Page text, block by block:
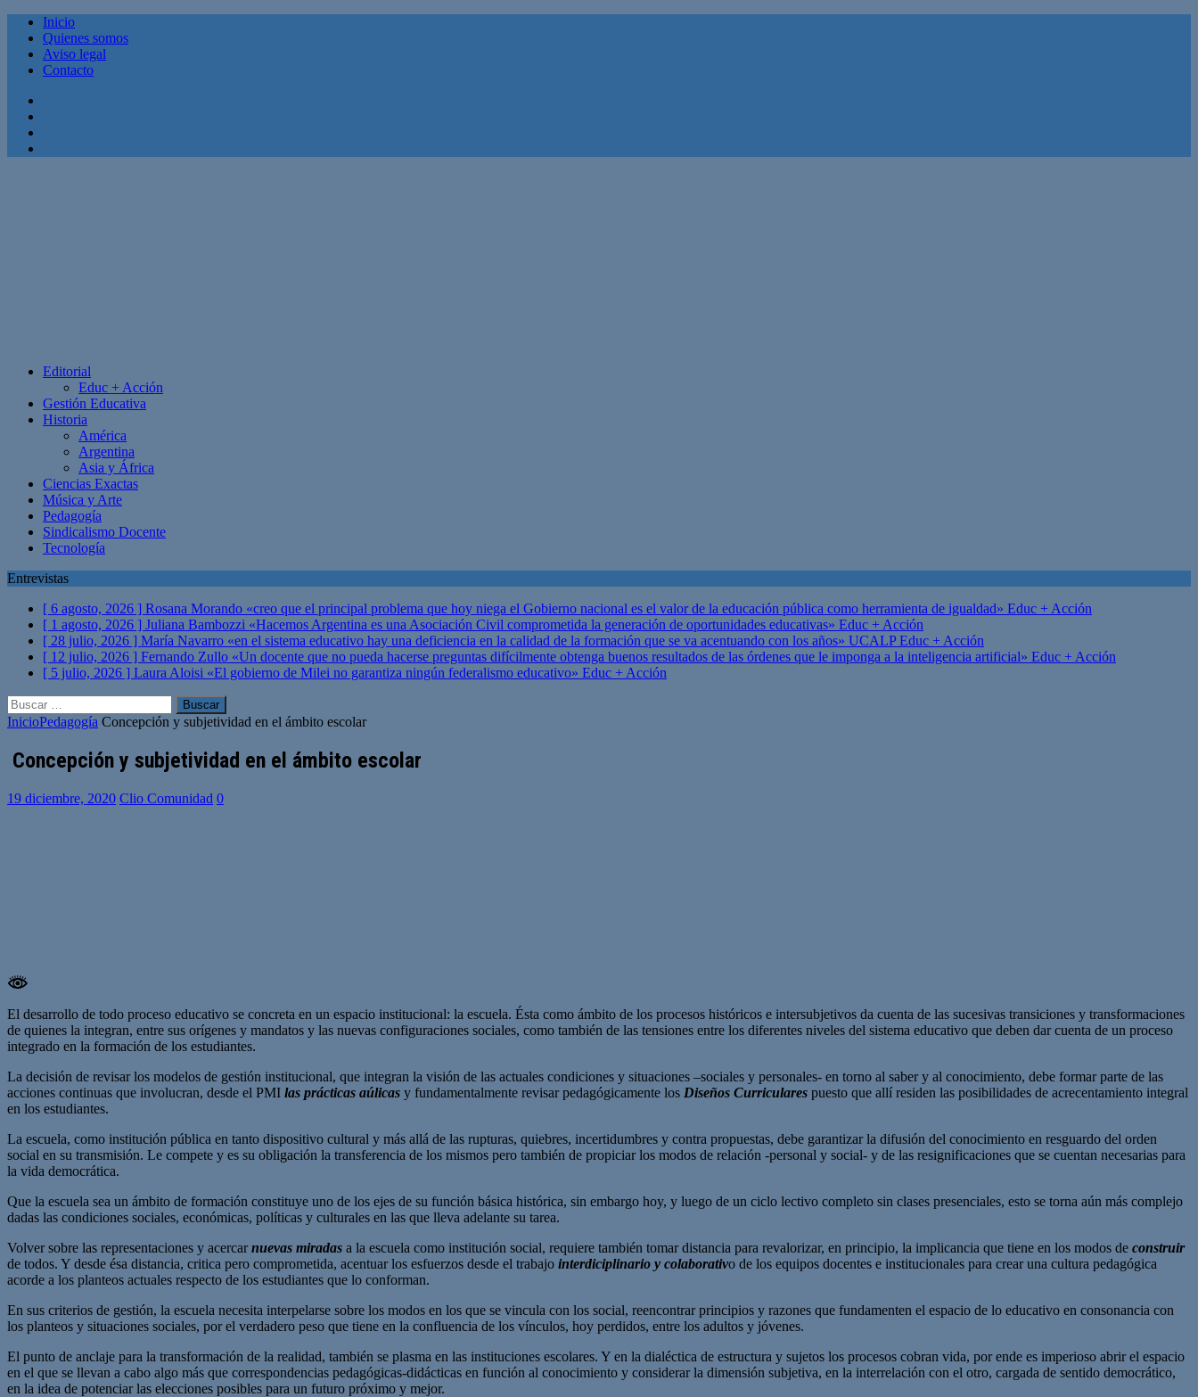
Inicio
Quienes somos
Aviso legal
Contacto
Editorial
Educ + Acción
Gestión Educativa
Historia
América
Argentina
Asia y África
Ciencias Exactas
Música y Arte
Pedagogía
Sindicalismo Docente
Tecnología
Entrevistas
[ 6 agosto, 2026 ] Rosana Morando «creo que el principal problema que hoy niega el Gobierno nacional es el valor de la educación pública como herramienta de igualdad» Educ + Acción
[ 1 agosto, 2026 ] Juliana Bambozzi «Hacemos Argentina es una Asociación Civil comprometida la generación de oportunidades educativas» Educ + Acción
[ 28 julio, 2026 ] María Navarro «en el sistema educativo hay una deficiencia en la calidad de la formación que se va acentuando con los años» UCALPEduc + Acción
[ 12 julio, 2026 ] Fernando Zullo «Un docente que no pueda hacerse preguntas difícilmente obtenga buenos resultados de las órdenes que le imponga a la inteligencia artificial» Educ + Acción
[ 5 julio, 2026 ] Laura Aloisi «El gobierno de Milei no garantiza ningún federalismo educativo» Educ + Acción
Buscar:
InicioPedagogía Concepción y subjetividad en el ámbito escolar
Concepción y subjetividad en el ámbito escolar
19 diciembre, 2020 Clio Comunidad 0
El desarrollo de todo proceso educativo se concreta en un espacio institucional: la escuela. Ésta como ámbito de los procesos históricos e intersubjetivos da cuenta de las sucesivas transiciones y transformaciones
de quienes la integran, entre sus orígenes y mandatos y las nuevas configuraciones sociales, como también de las tensiones entre los diferentes niveles del sistema educativo que deben dar cuenta de un proceso
integrado en la formación de los estudiantes.
La decisión de revisar los modelos de gestión institucional, que integran la visión de las actuales condiciones y situaciones –sociales y personales- en torno al saber y al conocimiento, debe formar parte de las
acciones continuas que involucran, desde el PMI las prácticas aúlicas y fundamentalmente revisar pedagógicamente los Diseños Curriculares puesto que allí residen las posibilidades de acrecentamiento integral
en los estudiantes.
La escuela, como institución pública en tanto dispositivo cultural y más allá de las rupturas, quiebres, incertidumbres y contra propuestas, debe garantizar la difusión del conocimiento en resguardo del orden
social en su transmisión. Le compete y es su obligación la transferencia de los mismos pero también de propiciar los modos de relación -personal y social- y de las resignificaciones que se cuentan necesarias para
la vida democrática.
Que la escuela sea un ámbito de formación constituye uno de los ejes de su función básica histórica, sin embargo hoy, y luego de un ciclo lectivo completo sin clases presenciales, esto se torna aún más complejo
dadas las condiciones sociales, económicas, políticas y culturales en las que lleva adelante su tarea.
Volver sobre las representaciones y acercarnuevas miradas a la escuela como institución social, requiere también tomar distancia para revalorizar, en principio, la implicancia que tiene en los modos de construir
de todos. Y desde ésa distancia, critica pero comprometida, acentuar los esfuerzos desde el trabajo interdiciplinario y colaborativo de los equipos docentes e institucionales para crear una cultura pedagógica
acorde a los planteos actuales respecto de los estudiantes que lo conforman.
En sus criterios de gestión, la escuela necesita interpelarse sobre los modos en los que se vincula con los social, reencontrar principios y razones que fundamenten el espacio de lo educativo en consonancia con
los planteos y situaciones sociales, por el verdadero peso que tiene en la confluencia de los vínculos, hoy perdidos, entre los adultos y jóvenes.
El punto de anclaje para la transformación de la realidad, también se plasma en las instituciones escolares. Y en la dialéctica de estructura y sujetos los procesos cobran vida, por ende es imperioso abrir el espacio
en el que se llevan a cabo algo más que correspondencias pedagógicas-didácticas en función al conocimiento y considerar la dimensión subjetiva, en la interrelación con el otro, cargada de sentido democrático,
en la idea de potenciar las elecciones posibles para un futuro próximo y mejor.